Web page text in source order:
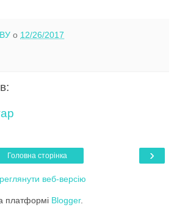
о 12/26/2017
›
Головна сторінка
веб-версію
платформі Blogger.